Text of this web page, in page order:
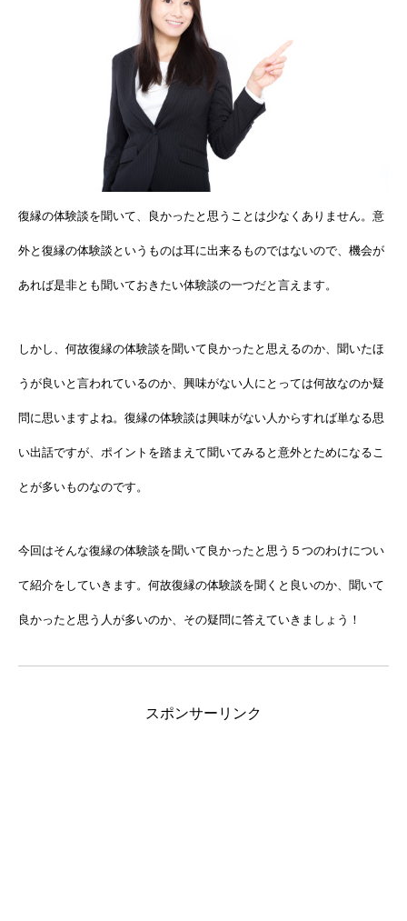
復縁の体験談を聞いて、良かったと思うことは少なくありません。意
外と復縁の体験談というものは耳に出来るものではないので、機会が
あれば是非とも聞いておきたい体験談の一つだと言えます。
しかし、何故復縁の体験談を聞いて良かったと思えるのか、聞いたほ
うが良いと言われているのか、興味がない人にとっては何故なのか疑
問に思いますよね。復縁の体験談は興味がない人からすれば単なる思
い出話ですが、ポイントを踏まえて聞いてみると意外とためになるこ
とが多いものなのです。
今回はそんな復縁の体験談を聞いて良かったと思う５つのわけについ
て紹介をしていきます。何故復縁の体験談を聞くと良いのか、聞いて
良かったと思う人が多いのか、その疑問に答えていきましょう！
スポンサーリンク